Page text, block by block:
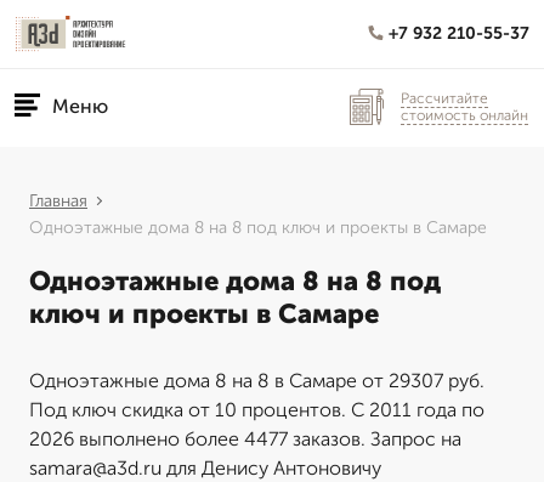
+7 932 210-55-37
Меню
Рассчитайте
стоимость онлайн
Главная
Одноэтажные дома 8 на 8 под ключ и проекты в Самаре
Одноэтажные дома 8 на 8 под
ключ и проекты в Самаре
Одноэтажные дома 8 на 8 в Самаре от 29307 руб.
Под ключ скидка от 10 процентов. С 2011 года по
2026 выполнено более 4477 заказов. Запрос на
samara@a3d.ru для Денису Антоновичу